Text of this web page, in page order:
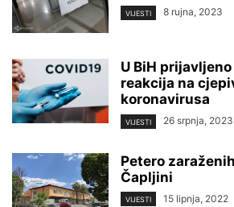
VIJESTI 8 rujna, 2023
U BiH
reakcija na
koronavirusa
VIJESTI 26 srpnja, 2023
Petero
Čapljini
VIJESTI 15 lipnja, 2022